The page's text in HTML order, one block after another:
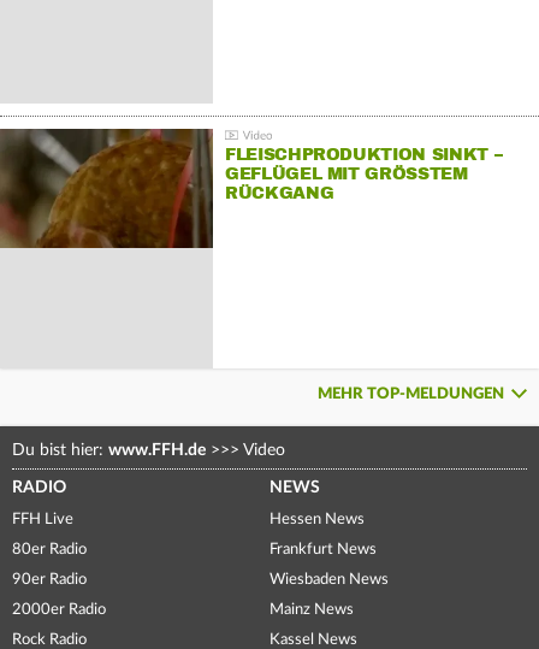
FLEISCHPRODUKTION SINKT –
GEFLÜGEL MIT GRÖSSTEM R
ÜCKGANG
MEHR TOP-MELDUNGEN
Du bist hier: www.FFH.de >>> Video
RADIO
FFH Live
80er Radio
90er Radio
2000er Radio
Rock Radio
NEWS
Hessen News
Frankfurt News
Wiesbaden News
Mainz News
Kassel News